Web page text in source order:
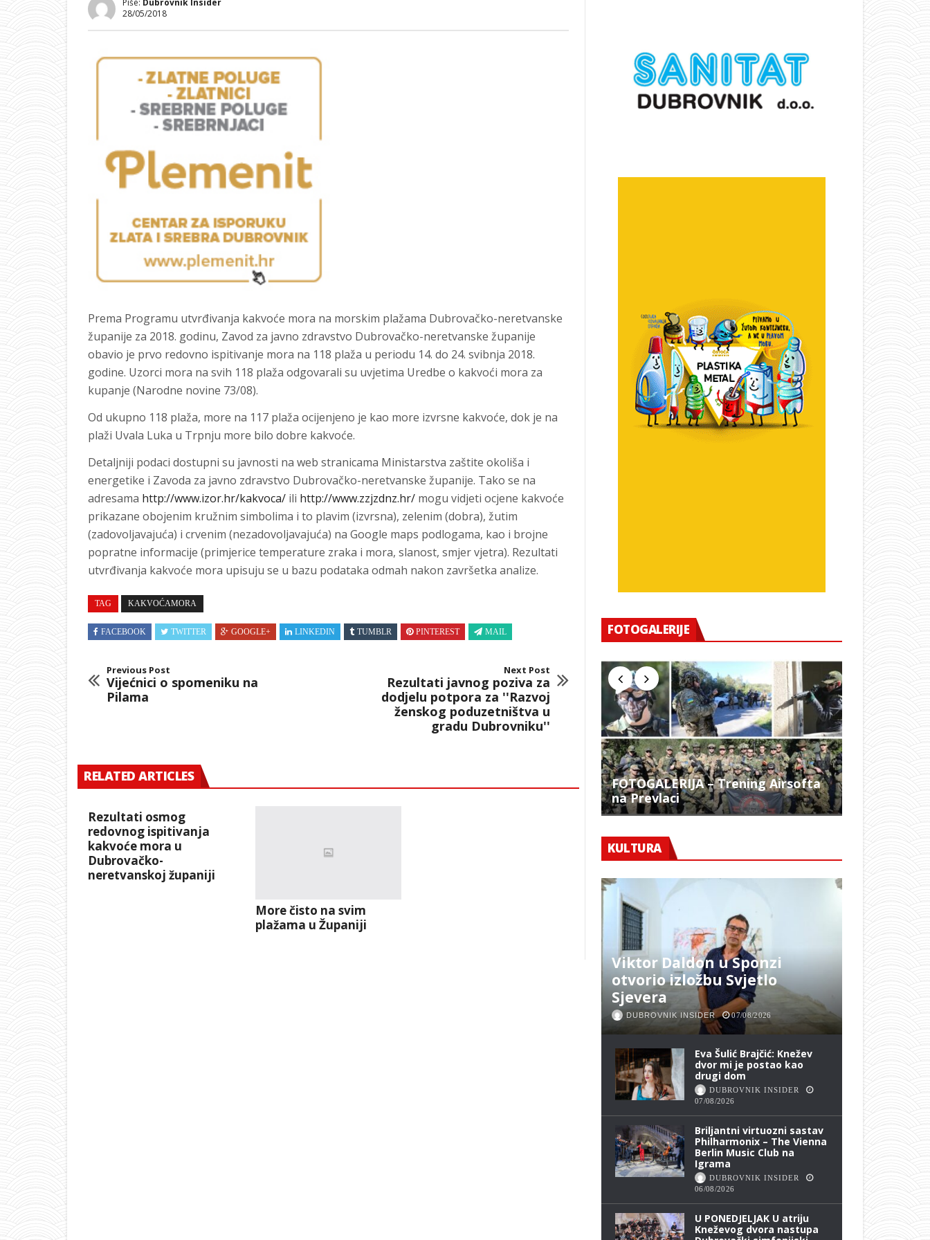
Piše: Dubrovnik Insider
28/05/2018
Prema Programu utvrđivanja kakvoće mora na morskim plažama Dubrovačko-neretvanske
županije za 2018. godinu, Zavod za javno zdravstvo Dubrovačko-neretvanske županije
obavio je prvo redovno ispitivanje mora na 118 plaža u periodu 14. do 24. svibnja 2018.
godine. Uzorci mora na svih 118 plaža odgovarali su uvjetima Uredbe o kakvoći mora za
kupanje (Narodne novine 73/08).
Od ukupno 118 plaža, more na 117 plaža ocijenjeno je kao more izvrsne kakvoće, dok je na
plaži Uvala Luka u Trpnju more bilo dobre kakvoće.
Detaljniji podaci dostupni su javnosti na web stranicama Ministarstva zaštite okoliša i
energetike i Zavoda za javno zdravstvo Dubrovačko-neretvanske županije. Tako se na
adresama http://www.izor.hr/kakvoca/ ili http://www.zzjzdnz.hr/ mogu vidjeti ocjene kakvoće
prikazane obojenim kružnim simbolima i to plavim (izvrsna), zelenim (dobra), žutim
(zadovoljavajuća) i crvenim (nezadovoljavajuća) na Google maps podlogama, kao i brojne
popratne informacije (primjerice temperature zraka i mora, slanost, smjer vjetra). Rezultati
utvrđivanja kakvoće mora upisuju se u bazu podataka odmah nakon završetka analize.
TAG KAKVOĆAMORA
FACEBOOK TWITTER GOOGLE+ LINKEDIN TUMBLR PINTEREST MAIL
Previous Post
Vijećnici o spomeniku na
Pilama
Next Post
Rezultati javnog poziva za
dodjelu potpora za ''Razvoj
ženskog poduzetništva u
gradu Dubrovniku''
RELATED ARTICLES
Rezultati osmog
redovnog ispitivanja
kakvoće mora u
Dubrovačko-
neretvanskoj županiji
More čisto na svim
plažama u Županiji
FOTOGALERIJE
FOTOGALERIJA – Trening Airsofta
na Prevlaci
FOTO –
KULTURA
Viktor Daldon u Sponzi
otvorio izložbu Svjetlo
Sjevera
DUBROVNIK INSIDER 07/08/2026
Eva Šulić Brajčić: Knežev
dvor mi je postao kao
drugi dom
DUBROVNIK INSIDER
07/08/2026
Briljantni virtuozni sastav
Philharmonix – The Vienna
Berlin Music Club na
Igrama
DUBROVNIK INSIDER
06/08/2026
U PONEDJELJAK U atriju
Kneževog dvora nastupa